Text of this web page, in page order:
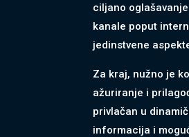
ciljano
kanale poput
jedinstvene
Za kraj, nužno je
ažuriranje i
privlačan u
informacija i